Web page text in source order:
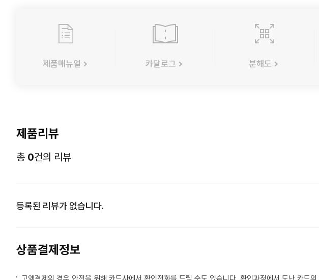
제품매뉴얼 카달로그 분해도
제품리뷰
총 0건의 리뷰
등록된 리뷰가 없습니다.
상품결제정보